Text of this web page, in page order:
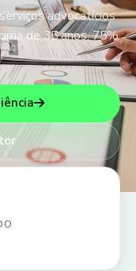
advocatícios
de 35 anos, 75%